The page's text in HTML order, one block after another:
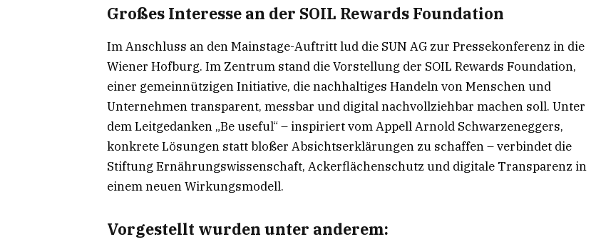
Großes Interesse an der SOIL Rewards Foundation
Im Anschluss an den Mainstage-Auftritt lud die SUN AG zur Pressekonferenz in die
Wiener Hofburg. Im Zentrum stand die Vorstellung der SOIL Rewards Foundation,
einer gemeinnützigen Initiative, die nachhaltiges Handeln von Menschen und
Unternehmen transparent, messbar und digital nachvollziehbar machen soll. Unter
dem Leitgedanken „Be useful“ – inspiriert vom Appell Arnold Schwarzeneggers,
konkrete Lösungen statt bloßer Absichtserklärungen zu schaffen – verbindet die
Stiftung Ernährungswissenschaft, Ackerflächenschutz und digitale Transparenz in
einem neuen Wirkungsmodell.
Vorgestellt wurden unter anderem: